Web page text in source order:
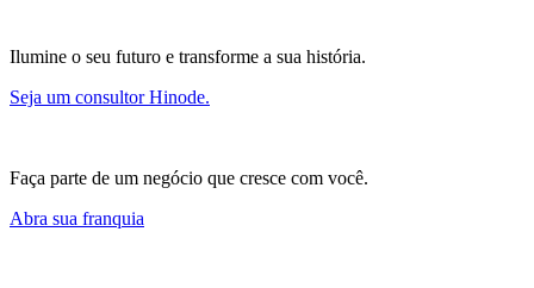
Ilumine o seu futuro e transforme a sua história.
Seja um consultor Hinode.
Faça parte de um negócio que cresce com você.
Abra sua franquia